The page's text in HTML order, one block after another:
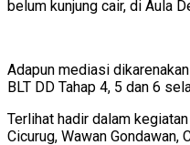
belum kunjung cair, di Aula
Adapun mediasi
BLT DD Tahap 4, 5 dan 6
Terlihat hadir dalam
Cicurug, Wawan Gondawan,